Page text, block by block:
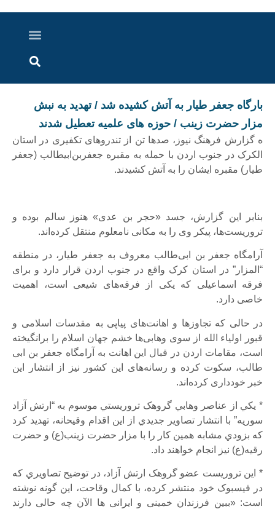
بارگاه جعفر طیار به آتش کشیده شد / تهدید به نبش
مزار حضرت زینب / حوزه های علمیه تعطیل شدند
ه گزارش فرهنگ نیوز، صدها تن از تندرو‌های تکفیری در استان
الکرک در جنوب اردن با حمله به مقبره جعفربن‌ابیطالب (جعفر
طیار) مقبره ایشان را به آتش کشیدند.
بنابر این گزارش، جسد «حجر بن عدی» هنوز سالم بوده و
تروریست‌ها، پیکر وی را به مکانی نامعلوم منتقل کرده‌اند.
آرامگاه جعفر بن ابی‌طالب معروف به جعفر طیار، در منطقه
“المزار” در استان کرک واقع در جنوب اردن قرار دارد و برای
فرقه اسماعیلی که یکی از فرقه‌های شیعی است، اهمیت
خاصی دارد.
در حالی که تجاوزها و اهانت‌های پیاپی به مقدسات اسلامی و
قبور اولیاء الله از سوی وهابی‌ها خشم جهان اسلام را برانگیخته
است، مقامات اردن در قبال این اهانت به آرامگاه جعفر بن ابی
طالب، سکوت کرده و رسانه‌های این کشور نیز از انتشار این
خبر خودداری کرده‌اند.
* يکي از عناصر وهابي گروهک تروريستي موسوم به “ارتش آزاد
سوريه” با انتشار تصاوير جديدي از اين اقدام وقيحانه، تهديد کرد
که بزودي مشابه همين کار را با مزار حضرت زينب(ع) و حضرت
رقيه(ع) نيز انجام خواهند داد.
* اين تروريست عضو گروهک ارتش آزاد، در توضيح تصاويري که
در فيسبوک خود منتشر کرده، با کمال وقاحت، اين گونه نوشته
است: «ببین فرزندان خمینی و ایرانی ها الآن چه حالی دارند